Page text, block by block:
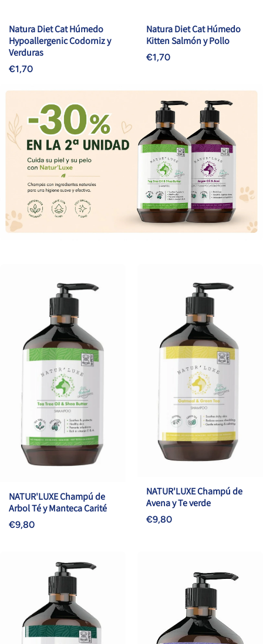
Natura Diet Cat Húmedo
Hypoallergenic Codorniz y
Verduras
€1,70
Natura Diet Cat Húmedo
Kitten Salmón y Pollo
€1,70
NATUR'LUXE Champú de
Arbol Té y Manteca Carité
€9,80
NATUR'LUXE Champú de
Avena y Te verde
€9,80